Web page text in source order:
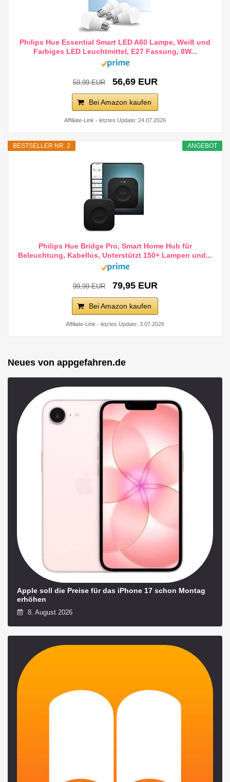
Philips Hue Essential Smart LED A60 Lampe, Weiß und
Farbiges LED Leuchtmittel, E27 Fassung, 8W...
59,99 EUR 56,69 EUR
Bei Amazon kaufen
Affiliate-Link - letztes Update: 24.07.2026
ANGEBOT
BESTSELLER NR. 2
Philips Hue Bridge Pro, Smart Home Hub für
Beleuchtung, Kabellos, Unterstützt 150+ Lampen und...
99,99 EUR 79,95 EUR
Bei Amazon kaufen
Affiliate-Link - letztes Update: 3.07.2026
Neues von appgefahren.de
Apple soll die Preise für das iPhone 17 schon Montag
erhöhen
8. August 2026